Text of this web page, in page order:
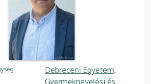
Debreceni Egyetem,
Gyermeknevelési és